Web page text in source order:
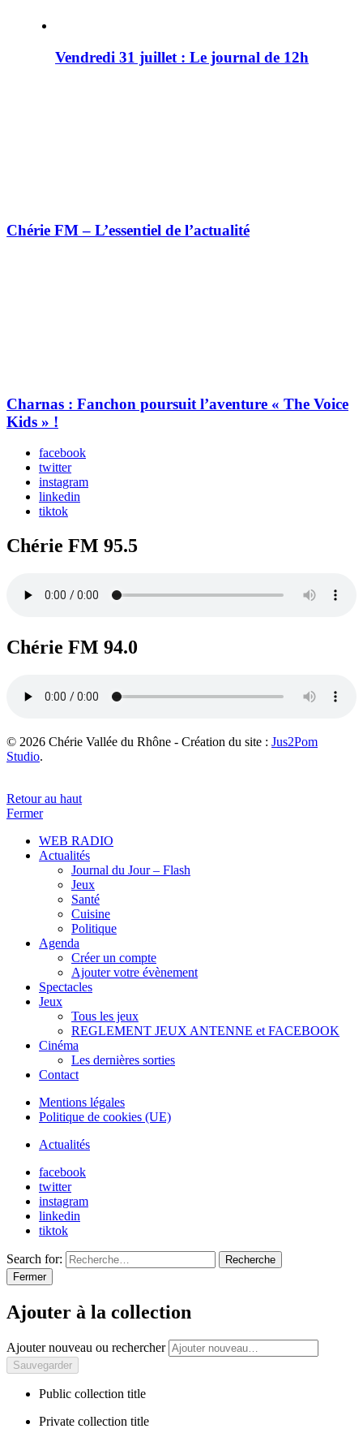
Vendredi 31 juillet : Le journal de 12h
Chérie FM – L’essentiel de l’actualité
Charnas : Fanchon poursuit l’aventure « The Voice
Kids » !
facebook
twitter
instagram
linkedin
tiktok
Chérie FM 95.5
Chérie FM 94.0
© 2026 Chérie Vallée du Rhône - Création du site : Jus2Pom
Studio.
Retour au haut
Fermer
WEB RADIO
Actualités
Journal du Jour – Flash
Jeux
Santé
Cuisine
Politique
Agenda
Créer un compte
Ajouter votre évènement
Spectacles
Jeux
Tous les jeux
REGLEMENT JEUX ANTENNE et FACEBOOK
Cinéma
Les dernières sorties
Contact
Mentions légales
Politique de cookies (UE)
Actualités
facebook
twitter
instagram
linkedin
tiktok
Search for:
Recherche
Fermer
Ajouter à la collection
Ajouter nouveau ou rechercher
Public collection title
Private collection title